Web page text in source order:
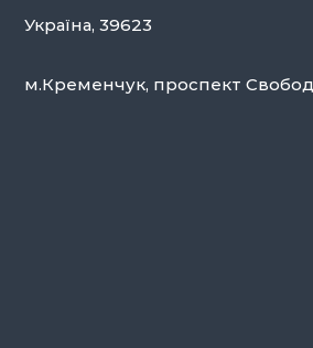
Україна, 39623
м.Кременчук, проспект